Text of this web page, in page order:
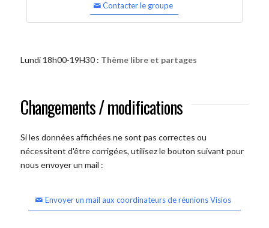
Contacter le groupe
Lundi 18h00-19H30 : Thème libre et partages
Changements / modifications
Si les données affichées ne sont pas correctes ou
nécessitent d'être corrigées, utilisez le bouton suivant pour
nous envoyer un mail :
Envoyer un mail aux coordinateurs de réunions Visios